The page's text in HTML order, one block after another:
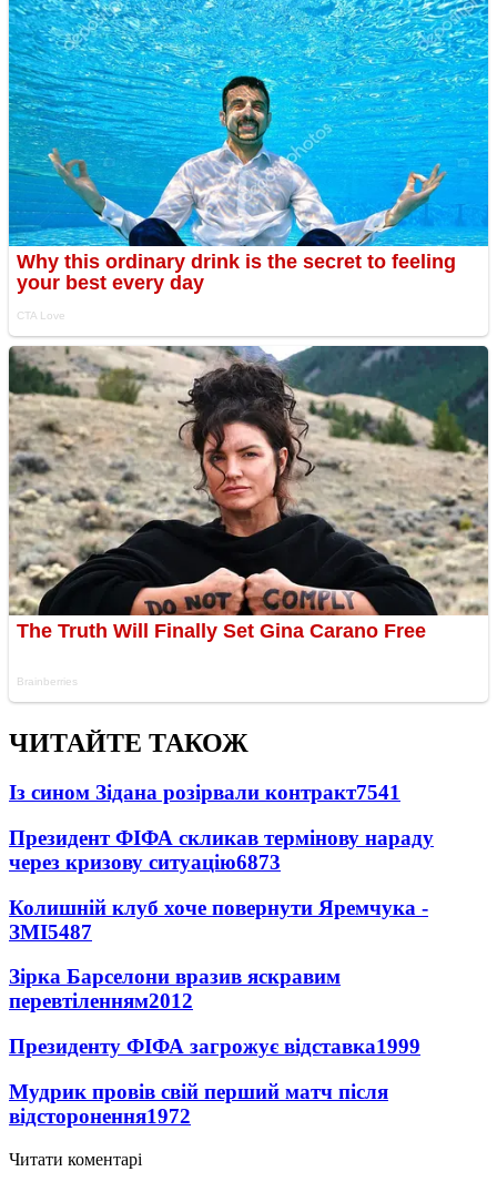
ЧИТАЙТЕ ТАКОЖ
Із сином Зідана розірвали контракт7541
Президент ФІФА скликав термінову нараду
через кризову ситуацію6873
Колишній клуб хоче повернути Яремчука -
ЗМІ5487
Зірка Барселони вразив яскравим
перевтіленням2012
Президенту ФІФА загрожує відставка1999
Мудрик провів свій перший матч після
відсторонення1972
Читати коментарі